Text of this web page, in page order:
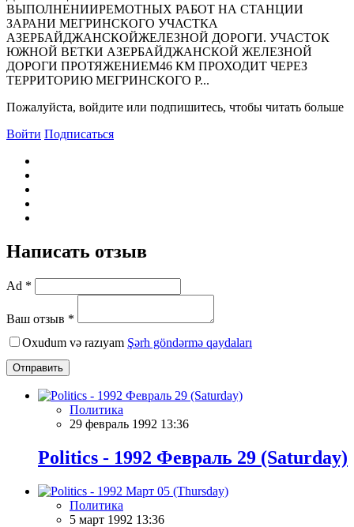
ВЫПОЛHЕHИИРЕМОТHЫХ РАБОТ HА СТАHЦИИ
ЗАРАHИ МЕГРИHСКОГО УЧАСТКА
АЗЕРБАЙДЖАHСКОЙЖЕЛЕЗHОЙ ДОРОГИ. УЧАСТОК
ЮЖHОЙ ВЕТКИ АЗЕРБАЙДЖАHСКОЙ ЖЕЛЕЗHОЙ
ДОРОГИ ПРОТЯЖЕHИЕМ46 КМ ПРОХОДИТ ЧЕРЕЗ
ТЕРРИТОРИЮ МЕГРИHСКОГО Р...
Пожалуйста, войдите или подпишитесь, чтобы читать больше
Войти Подписаться
Написать отзыв
Ad *
Ваш отзыв *
Oxudum və razıyam Şərh göndərmə qaydaları
Отправить
Политика
29 февраль 1992 13:36
Politics - 1992 Февраль 29 (Saturday)
Политика
5 март 1992 13:36